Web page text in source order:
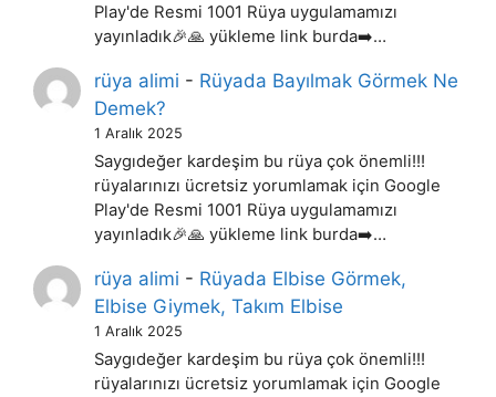
Play'de Resmi 1001 Rüya uygulamamızı
yayınladık🎉🙏 yükleme link burda➡️…
rüya alimi - Rüyada Bayılmak Görmek Ne
Demek?
1 Aralık 2025
Saygıdeğer kardeşim bu rüya çok önemli!!!
rüyalarınızı ücretsiz yorumlamak için Google
Play'de Resmi 1001 Rüya uygulamamızı
yayınladık🎉🙏 yükleme link burda➡️…
rüya alimi - Rüyada Elbise Görmek,
Elbise Giymek, Takım Elbise
1 Aralık 2025
Saygıdeğer kardeşim bu rüya çok önemli!!!
rüyalarınızı ücretsiz yorumlamak için Google